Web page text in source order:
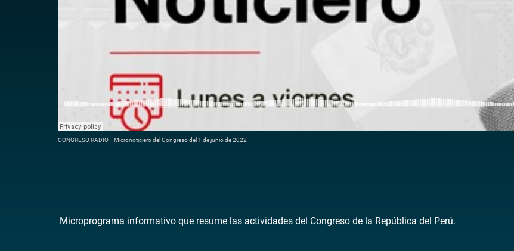
CONGRESO RADIO · Micronoticiero del Congreso del 1 de junio de 2022
Microprograma informativo que resume las actividades del Congreso de la República del Perú.